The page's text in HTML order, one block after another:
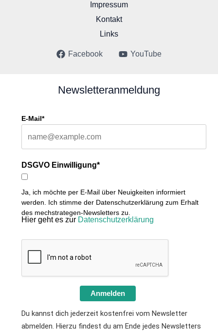
Impressum
Kontakt
Links
Facebook YouTube
Newsletteranmeldung
E-Mail*
DSGVO Einwilligung*
Ja, ich möchte per E-Mail über Neuigkeiten informiert
werden. Ich stimme der Datenschutzerklärung zum Erhalt
des mechstrategen-Newsletters zu.
Hier geht es zur Datenschutzerklärung
Anmelden
Du kannst dich jederzeit kostenfrei vom Newsletter
abmelden. Hierzu findest du am Ende jedes Newsletters